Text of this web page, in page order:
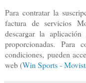
Para contratar la
factura de servicios
descargar la
proporcionadas. Para
condiciones, pueden
web (Win Sports -